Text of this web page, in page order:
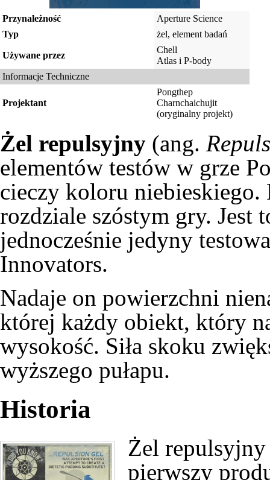
Przynależność
Aperture Science
Typ
żel, element badań
Używane przez
Chell
Atlas i P-body
Informacje Techniczne
Projektant
Pongthep
Charnchaichujit
(oryginalny projekt)
Żel repulsyjny (ang.
elementów testów w grze
cieczy koloru niebieskiego.
rozdziale szóstym gry. Jest
jednocześnie jedyny
Innovators.
Nadaje on powierzchni
której każdy obiekt, który
wysokość. Siła skoku
wyższego pułapu.
Historia
Żel
pierwszy